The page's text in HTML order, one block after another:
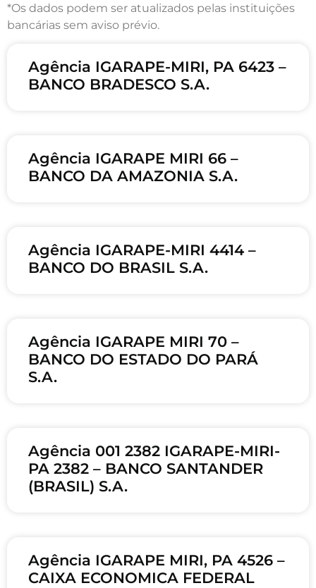
*Os dados podem ser atualizados pelas instituições
bancárias sem aviso prévio.
Agência IGARAPE-MIRI, PA 6423 –
BANCO BRADESCO S.A.
Agência IGARAPE MIRI 66 –
BANCO DA AMAZONIA S.A.
Agência IGARAPE-MIRI 4414 –
BANCO DO BRASIL S.A.
Agência IGARAPE MIRI 70 –
BANCO DO ESTADO DO PARÁ
S.A.
Agência 001 2382 IGARAPE-MIRI-
PA 2382 – BANCO SANTANDER
(BRASIL) S.A.
Agência IGARAPE MIRI, PA 4526 –
CAIXA ECONOMICA FEDERAL